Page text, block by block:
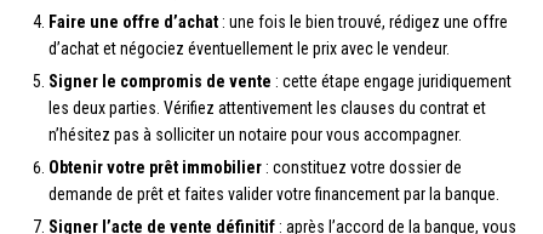
Faire une offre d’achat : une fois le bien trouvé, rédigez une offre
d’achat et négociez éventuellement le prix avec le vendeur.
Signer le compromis de vente : cette étape engage juridiquement
les deux parties. Vérifiez attentivement les clauses du contrat et
n’hésitez pas à solliciter un notaire pour vous accompagner.
Obtenir votre prêt immobilier : constituez votre dossier de
demande de prêt et faites valider votre financement par la banque.
Signer l’acte de vente définitif : après l’accord de la banque, vous